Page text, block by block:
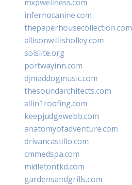
mxpwellness.com
infernocanine.com
thepaperhousecollection.com
allisonwillisholley.com
solslite.org
portwayinn.com
djmaddogmusic.com
thesoundarchitects.com
allin1roofing.com
keepjudgewebb.com
anatomyofadventure.com
drivancastillo.com
cmmedspa.com
midletontkd.com
gardensandgrills.com